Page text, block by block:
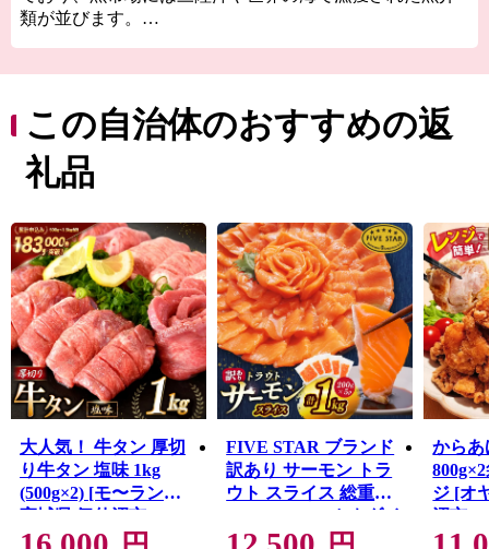
類が並びます。
人気の気仙沼ホルモンなどがあり、美食の街としての一
面も持っています。
東日本大震災では大きな被害を受けましたが、温かい御
支援により一歩ずつ復興の道を歩んでいます。「世界と
い。
この自治体のおすすめの返
礼品
大人気！ 牛タン 厚切
り牛タン 塩味 1kg
(500g×2) [モ〜ランド
宮城県 気仙沼市
20564660] 肉 牛肉 精肉
FIVE STAR ブランド
訳あり サーモン トラ
ウト スライス 総重量
1kg 200g×5p [カネダイ
宮城県 気仙沼市
からあ
ジ [オ
沼市
冷凍